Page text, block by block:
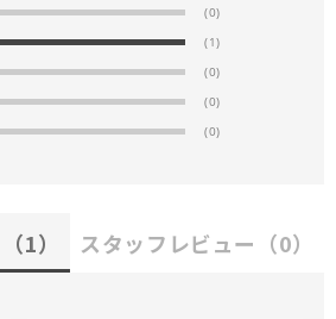
(0)
(1)
(0)
(0)
(0)
（1） スタッフレビュー （0）